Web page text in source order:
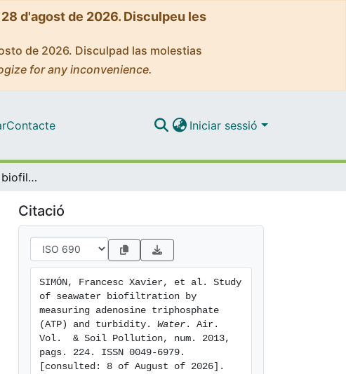
d'agost de 2026. Disculpeu les
de 2026. Disculpad las molestias
for any inconvenience.
Contacte Iniciar sessió
Study of seawater biofiltration by measuring adenosine triphosphate (ATP) and turbidity
Citació
SIMÓN, Francesc Xavier, et al. Study
of seawater biofiltration by
measuring adenosine triphosphate
(ATP) and turbidity. Water . Air.
Vol.  & Soil Pollution, num. 2013,
pags. 224. ISSN 0049-6979.
[consulted: 8 of August of 2026].